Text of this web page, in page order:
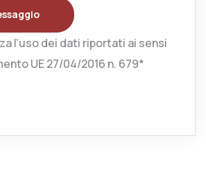
l’uso dei dati riportati ai sensi
UE 27/04/2016 n. 679*